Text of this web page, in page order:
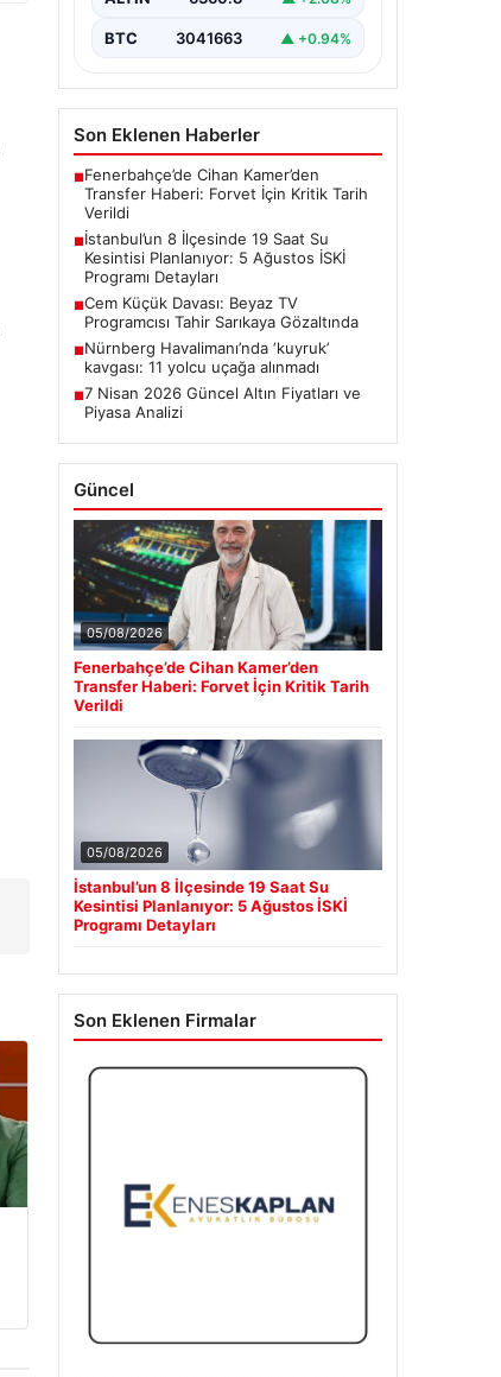
onarım çalışmaları kapsamında…
BTC 3041663 ▲ +0.94%
Son Eklenen Haberler
■Fenerbahçe’de Cihan Kamer’den
Transfer Haberi: Forvet İçin Kritik Tarih
Verildi
■İstanbul’un 8 İlçesinde 19 Saat Su
Kesintisi Planlanıyor: 5 Ağustos İSKİ
Programı Detayları
■Cem Küçük Davası: Beyaz TV
Programcısı Tahir Sarıkaya Gözaltında
■Nürnberg Havalimanı’nda ‘kuyruk’
kavgası: 11 yolcu uçağa alınmadı
■7 Nisan 2026 Güncel Altın Fiyatları ve
Piyasa Analizi
Güncel
05/08/2026
Fenerbahçe’de Cihan Kamer’den
Transfer Haberi: Forvet İçin Kritik Tarih
Verildi
05/08/2026
İstanbul’un 8 İlçesinde 19 Saat Su
Kesintisi Planlanıyor: 5 Ağustos İSKİ
Programı Detayları
Son Eklenen Firmalar